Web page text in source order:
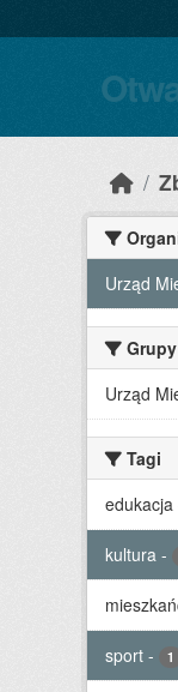
Urząd
Grupy
Urząd
Tagi
edukacja
kultura -
sport - 1